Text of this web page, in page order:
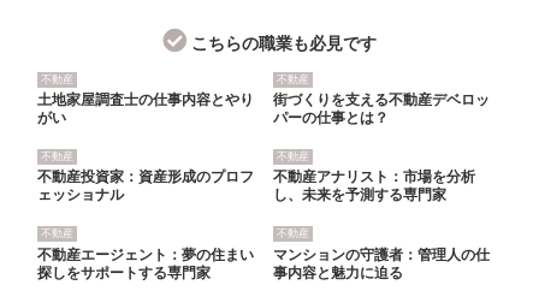
こちらの職業も必見です
不動産
土地家屋調査士の仕事内容とやり
がい
不動産
街づくりを支える不動産デベロッ
パーの仕事とは？
不動産
不動産投資家：資産形成のプロフ
ェッショナル
不動産
不動産アナリスト：市場を分析
し、未来を予測する専門家
不動産
不動産エージェント：夢の住まい
探しをサポートする専門家
不動産
マンションの守護者：管理人の仕
事内容と魅力に迫る